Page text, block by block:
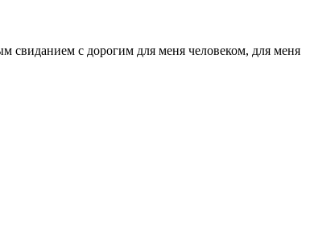
свиданием с дорогим для меня человеком, для меня